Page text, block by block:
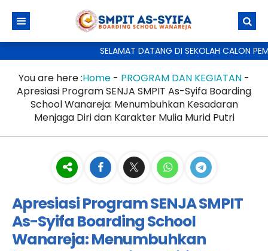
SELAMAT DATANG DI SEKOLAH CALON
You are here :Home - PROGRAM DAN KEGIATAN -
Apresiasi Program SENJA SMPIT As-Syifa Boarding
School Wanareja: Menumbuhkan Kesadaran
Menjaga Diri dan Karakter Mulia Murid Putri
Apresiasi Program SENJA SMPIT
As-Syifa Boarding School
Wanareja: Menumbuhkan